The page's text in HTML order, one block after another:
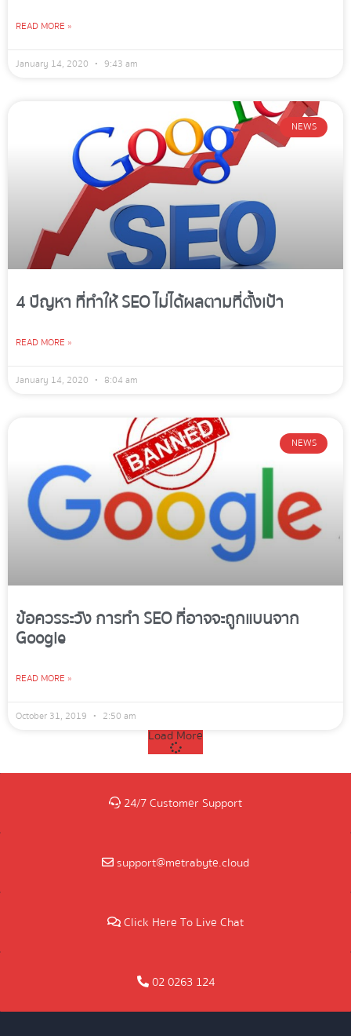
READ MORE »
January 14, 2020 9:43 am
NEWS
4 ปัญหา ที่ทำให้ SEO ไม่ได้ผลตามที่ตั้งเป้า
READ MORE »
January 14, 2020 8:04 am
NEWS
ข้อควรระวัง การทำ SEO ที่อาจจะถูกแบนจาก
Google
READ MORE »
October 31, 2019 2:50 am
Load More
24/7 Customer Support
support@metrabyte.cloud
Click Here To Live Chat
02 0263 124